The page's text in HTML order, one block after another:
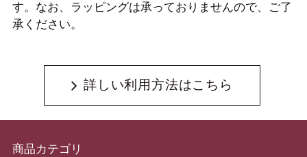
す。なお、ラッピングは承っておりませんので、ご了
承ください。
詳しい利用方法はこちら
商品カテゴリ